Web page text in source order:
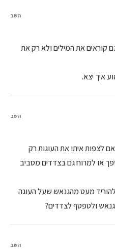
את המילים ולא רק את
איך יצא.
השב
האם לצפות איתו את העוגות רק
או למרוח גם בצדדים מסביב
מעט מהגנאש שעל העוגה
ולטפטף לצדדים?
השב
השב